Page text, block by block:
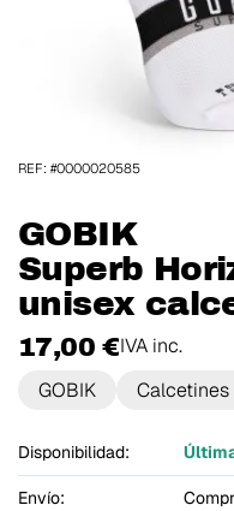
GOBIK
Superb
unisex
17,00 €IVA inc.
GOBIK
Disponibilidad:
Envío:
REF: #0000020585